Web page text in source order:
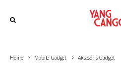
Home Mobile Gadget Aksesoris Gadget